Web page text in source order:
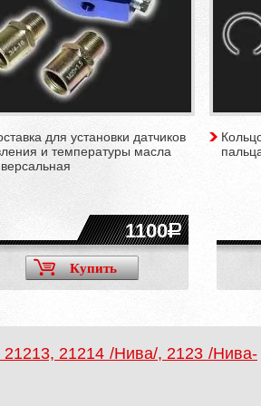
для установки датчиков
и температуры масла
1100
Купить
21214 /Нива/, 2123 /Нива-